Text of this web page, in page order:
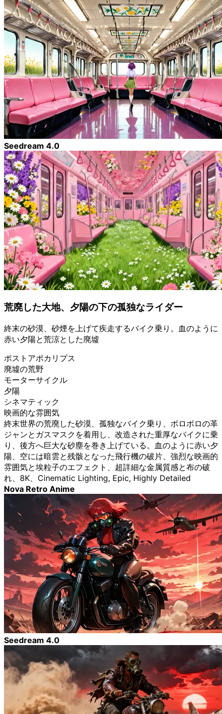
Seedream 4.0
荒廃した大地、夕陽の下の孤独なライダー
終末の砂漠、砂煙を上げて疾走するバイク乗り。血のように
赤い夕陽と荒涼とした廃墟
ポストアポカリプス
廃墟の荒野
モーターサイクル
夕陽
シネマティック
映画的な雰囲気
終末世界の荒廃した砂漠、孤独なバイク乗り、ボロボロの革
ジャンとガスマスクを着用し、改造された重厚なバイクに乗
り、後方へ巨大な砂塵を巻き上げている。血のように赤い夕
陽、空には暗雲と残骸となった飛行機の破片、強烈な映画的
雰囲気と埃粒子のエフェクト、超詳細な金属質感と布の破
れ、8K、Cinematic Lighting, Epic, Highly Detailed
Nova Retro Anime
Seedream 4.0